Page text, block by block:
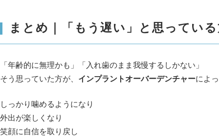
まとめ｜「もう遅い」と思ってい
「年齢的に無理かも」「入れ歯のまま我慢するしかない」
そう思っていた方が、 インプラントオーバーデンチャーによっ
しっかり噛めるようになり
外出が楽しくなり
笑顔に自信を取り戻し